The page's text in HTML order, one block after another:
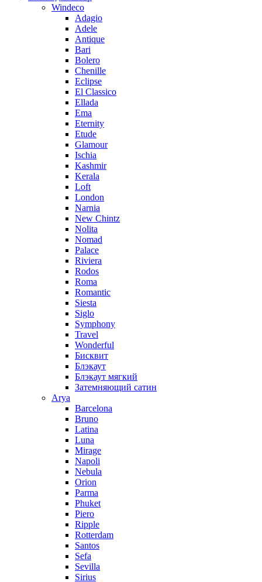
Windeco
Adagio
Adele
Antique
Bari
Bolero
Chenille
Eclipse
El Classico
Ellada
Ema
Eternity
Etude
Glamour
Ischia
Kashmir
Kerala
Loft
London
Narnia
New Chintz
Nolita
Nomad
Palace
Riviera
Rodos
Roma
Romantic
Siesta
Siglo
Symphony
Travel
Wonderful
Бисквит
Блэкаут
Блэкаут мягкий
Затемняющий сатин
Arya
Barcelona
Bruno
Latina
Luna
Mirage
Napoli
Nebula
Orion
Parma
Phuket
Piero
Ripple
Rotterdam
Santos
Sefa
Sevilla
Sirius